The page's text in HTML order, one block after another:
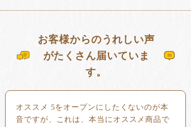
お客様からのうれしい声
がたくさん届いていま
す。
オススメ 5をオープンにしたくないのが本
音ですが、これは、本当にオススメ商品で